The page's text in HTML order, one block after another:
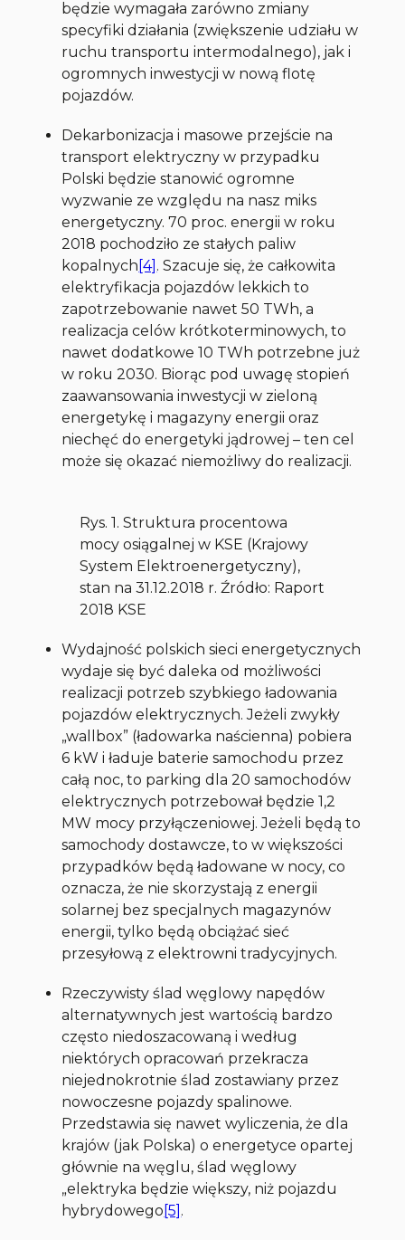
będzie wymagała zarówno zmiany
specyfiki działania (zwiększenie udziału w
ruchu transportu intermodalnego), jak i
ogromnych inwestycji w nową flotę
pojazdów.
Dekarbonizacja i masowe przejście na
transport elektryczny w przypadku
Polski będzie stanowić ogromne
wyzwanie ze względu na nasz miks
energetyczny. 70 proc. energii w roku
2018 pochodziło ze stałych paliw
kopalnych [4] . Szacuje się, że całkowita
elektryfikacja pojazdów lekkich to
zapotrzebowanie nawet 50 TWh, a
realizacja celów krótkoterminowych, to
nawet dodatkowe 10 TWh potrzebne już
w roku 2030. Biorąc pod uwagę stopień
zaawansowania inwestycji w zieloną
energetykę i magazyny energii oraz
niechęć do energetyki jądrowej – ten cel
może się okazać niemożliwy do realizacji.
Rys. 1. Struktura procentowa
mocy osiągalnej w KSE (Krajowy
System Elektroenergetyczny),
stan na 31.12.2018 r. Źródło: Raport
2018 KSE
Wydajność polskich sieci energetycznych
wydaje się być daleka od możliwości
realizacji potrzeb szybkiego ładowania
pojazdów elektrycznych. Jeżeli zwykły
„wallbox” (ładowarka naścienna) pobiera
6 kW i ładuje baterie samochodu przez
całą noc, to parking dla 20 samochodów
elektrycznych potrzebował będzie 1,2
MW mocy przyłączeniowej. Jeżeli będą to
samochody dostawcze, to w większości
przypadków będą ładowane w nocy, co
oznacza, że nie skorzystają z energii
solarnej bez specjalnych magazynów
energii, tylko będą obciążać sieć
przesyłową z elektrowni tradycyjnych.
Rzeczywisty ślad węglowy napędów
alternatywnych jest wartością bardzo
często niedoszacowaną i według
niektórych opracowań przekracza
niejednokrotnie ślad zostawiany przez
nowoczesne pojazdy spalinowe.
Przedstawia się nawet wyliczenia, że dla
krajów (jak Polska) o energetyce opartej
głównie na węglu, ślad węglowy
„elektryka będzie większy, niż pojazdu
hybrydowego [5] .